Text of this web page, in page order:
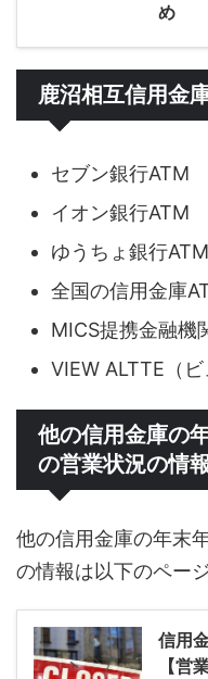
め
鹿沼相互信用金
セブン銀行ATM
イオン銀行ATM
ゆうちょ銀行ATM
全国の信用金庫
MICS提携金融機
VIEW ALTTE（ビ
他の信用金庫の
の営業状況の情
他の信用金庫の年末
の情報は以下のペー
信用
【営